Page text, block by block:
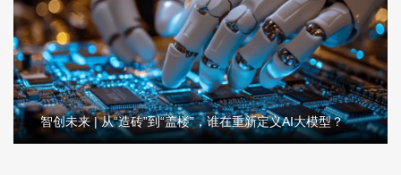
智创未来 | 从“造砖”到“盖楼”，谁在重新定义AI大模型？